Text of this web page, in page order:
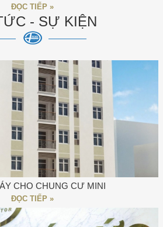
ĐỌC TIẾP »
- SỰ KIỆN
CHO CHUNG CƯ MINI
ĐỌC TIẾP »